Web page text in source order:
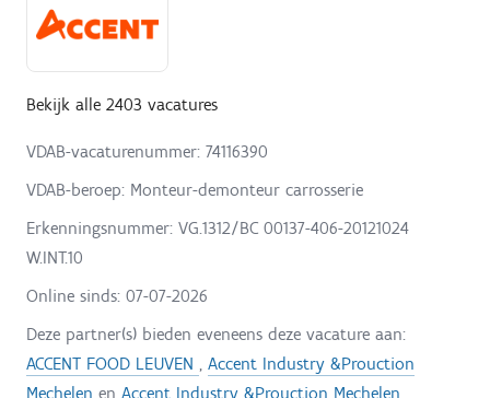
Bekijk alle 2403 vacatures
VDAB-vacaturenummer: 74116390
VDAB-beroep: Monteur-demonteur carrosserie
Erkenningsnummer: VG.1312/BC 00137-406-20121024
W.INT.10
Online sinds: 07-07-2026
Deze partner(s) bieden eveneens deze vacature aan:
ACCENT FOOD LEUVEN , Accent Industry &Prouction
Mechelen en Accent Industry &Prouction Mechelen